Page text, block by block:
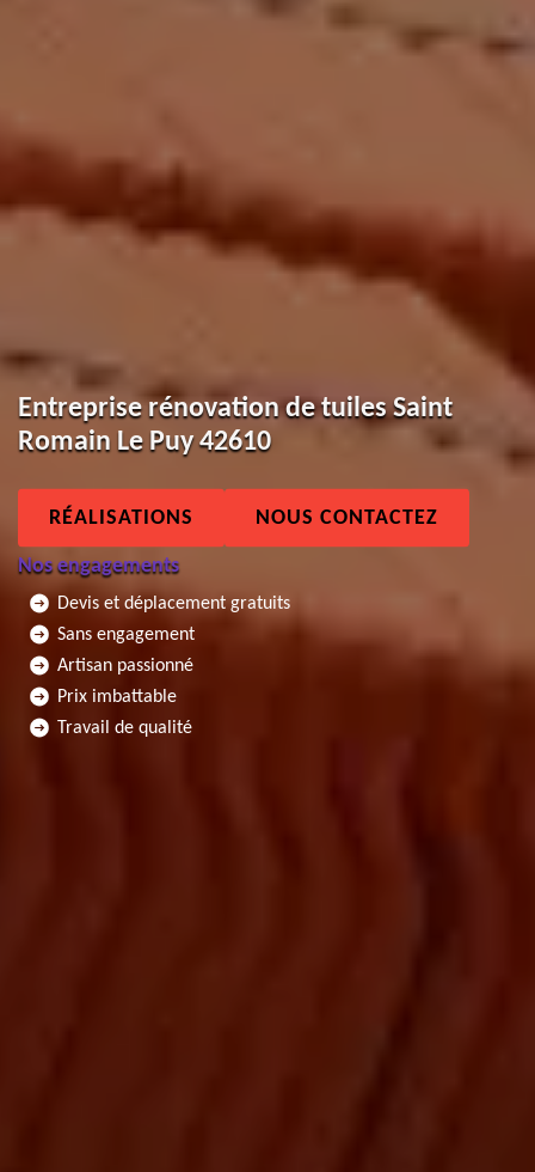
Entreprise rénovation de tuiles Saint
Romain Le Puy 42610
RÉALISATIONS NOUS CONTACTEZ
Nos engagements
Devis et déplacement gratuits
Sans engagement
Artisan passionné
Prix imbattable
Travail de qualité